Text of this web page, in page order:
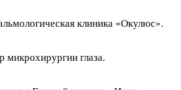
клиника «Окулюс».
микрохирургии глаза.